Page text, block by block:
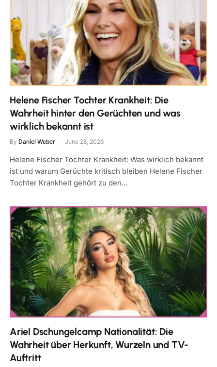
Helene Fischer Tochter Krankheit: Die
Wahrheit hinter den Gerüchten und was
wirklich bekannt ist
By Daniel Weber June 28, 2026
Helene Fischer Tochter Krankheit: Was wirklich bekannt
ist und warum Gerüchte kritisch bleiben Helene Fischer
Tochter Krankheit gehört zu den…
Ariel Dschungelcamp Nationalität: Die
Wahrheit über Herkunft, Wurzeln und TV-
Auftritt